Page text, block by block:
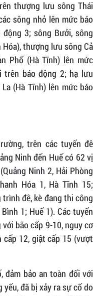
thượng lưu sông Thái
sông nhỏ lên mức báo
3; sông Bưởi, sông
thượng lưu sông Cả
Phố (Hà Tĩnh) lên mức
trên báo động 2; hạ lưu
(Hà Tĩnh) lên mức báo
trên các tuyến đê
Ninh đến Huế có 62 vị
Ninh 2, Hải Phòng
Hóa 1, Hà Tĩnh 15;
đê, kè đang thi công
1; Huế 1). Các tuyến
bão cấp 9-10, nguy cơ
cấp 12, giật cấp 15 (vượt
đảm bảo an toàn đối với
đã bị xảy ra sự cố do